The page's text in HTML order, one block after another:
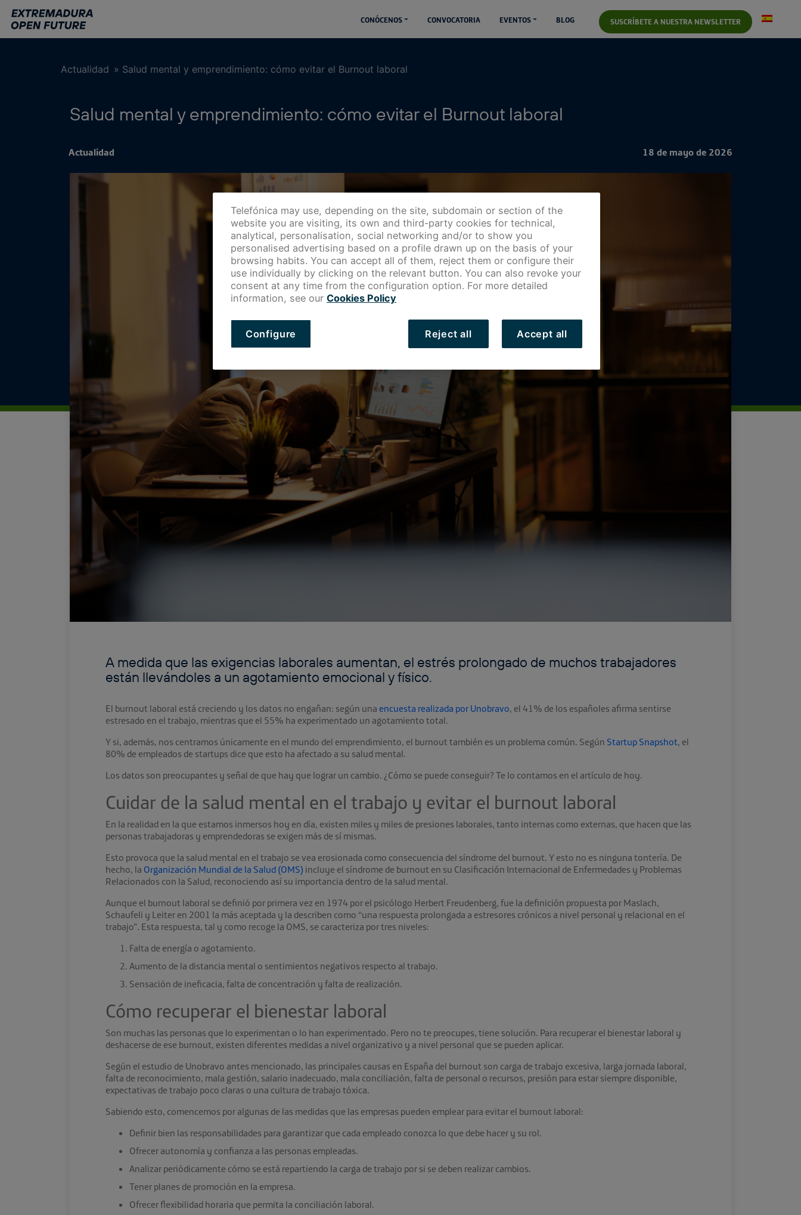
contenido
CONÓCENOS CONVOCATORIA EVENTOS BLOG SUSCRÍBETE A NUESTRA NEWSLETTER
Actualidad » Salud mental y emprendimiento: cómo evitar el Burnout laboral
Salud mental y emprendimiento: cómo evitar el Burnout laboral
Actualidad 18 de mayo de 2026
A medida que las exigencias laborales aumentan, el estrés prolongado de muchos trabajadores
están llevándoles a un agotamiento emocional y físico.
El burnout laboral está creciendo y los datos no engañan: según una encuesta realizada por Unobravo, el 41% de los españoles afirma sentirse
estresado en el trabajo, mientras que el 55% ha experimentado un agotamiento total.
Y si, además, nos centramos únicamente en el mundo del emprendimiento, el burnout también es un problema común. Según Startup Snapshot, el
80% de empleados de startups dice que esto ha afectado a su salud mental.
Los datos son preocupantes y señal de que hay que lograr un cambio. ¿Cómo se puede conseguir? Te lo contamos en el artículo de hoy.
Cuidar de la salud mental en el trabajo y evitar el burnout laboral
En la realidad en la que estamos inmersos hoy en día, existen miles y miles de presiones laborales, tanto internas como externas, que hacen que las
personas trabajadoras y emprendedoras se exigen más de sí mismas.
Esto provoca que la salud mental en el trabajo se vea erosionada como consecuencia del síndrome del burnout. Y esto no es ninguna tontería. De
hecho, la Organización Mundial de la Salud (OMS) incluye el síndrome de burnout en su Clasificación Internacional de Enfermedades y Problemas
Relacionados con la Salud, reconociendo así su importancia dentro de la salud mental.
Aunque el burnout laboral se definió por primera vez en 1974 por el psicólogo Herbert Freudenberg, fue la definición propuesta por Maslach,
Schaufeli y Leiter en 2001 la más aceptada y la describen como “una respuesta prolongada a estresores crónicos a nivel personal y relacional en el
trabajo”. Esta respuesta, tal y como recoge la OMS, se caracteriza por tres niveles:
Falta de energía o agotamiento.
Aumento de la distancia mental o sentimientos negativos respecto al trabajo.
Sensación de ineficacia, falta de concentración y falta de realización.
Cómo recuperar el bienestar laboral
Son muchas las personas que lo experimentan o lo han experimentado. Pero no te preocupes, tiene solución. Para recuperar el bienestar laboral y
deshacerse de ese burnout, existen diferentes medidas a nivel organizativo y a nivel personal que se pueden aplicar.
Según el estudio de Unobravo antes mencionado, las principales causas en España del burnout son carga de trabajo excesiva, larga jornada laboral,
falta de reconocimiento, mala gestión, salario inadecuado, mala conciliación, falta de personal o recursos, presión para estar siempre disponible,
expectativas de trabajo poco claras o una cultura de trabajo tóxica.
Sabiendo esto, comencemos por algunas de las medidas que las empresas pueden emplear para evitar el burnout laboral:
Definir bien las responsabilidades para garantizar que cada empleado conozca lo que debe hacer y su rol.
Ofrecer autonomía y confianza a las personas empleadas.
Analizar periódicamente cómo se está repartiendo la carga de trabajo por si se deben realizar cambios.
Tener planes de promoción en la empresa.
Ofrecer flexibilidad horaria que permita la conciliación laboral.
Telefónica may use, depending on the site, subdomain or section of the
website you are visiting, its own and third-party cookies for technical,
analytical, personalisation, social networking and/or to show you
personalised advertising based on a profile drawn up on the basis of your
browsing habits. You can accept all of them, reject them or configure their
use individually by clicking on the relevant button. You can also revoke your
consent at any time from the configuration option. For more detailed
information, see our Cookies Policy
Reject all Accept all
Configure